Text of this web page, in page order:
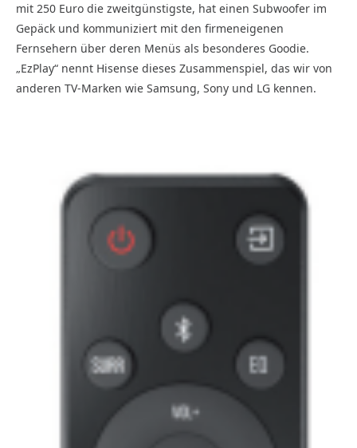
mit 250 Euro die zweitgünstigste, hat einen Subwoofer im
Gepäck und kommuniziert mit den firmeneigenen
Fernsehern über deren Menüs als besonderes Goodie.
„EzPlay“ nennt Hisense dieses Zusammenspiel, das wir von
anderen TV-Marken wie Samsung, Sony und LG kennen.